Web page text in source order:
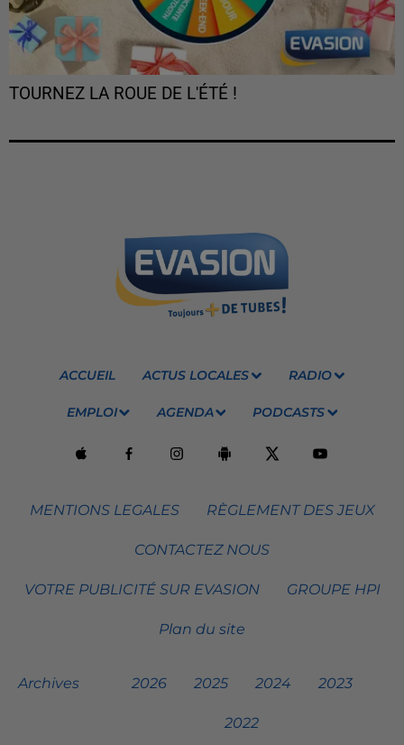
TOURNEZ LA ROUE DE L'ÉTÉ !
ACCUEIL ACTUS LOCALES RADIO
EMPLOI AGENDA PODCASTS
MENTIONS LEGALES RÈGLEMENT DES JEUX
CONTACTEZ NOUS
VOTRE PUBLICITÉ SUR EVASION GROUPE HPI
Plan du site
Archives 2026 2025 2024 2023
2022